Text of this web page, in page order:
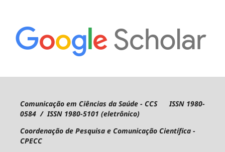
Comunicação em Ciências da Saúde - CCS ISSN 1980-
0584 / ISSN 1980-5101 (eletrônico)
Coordenação de Pesquisa e Comunicação Científica -
CPECC